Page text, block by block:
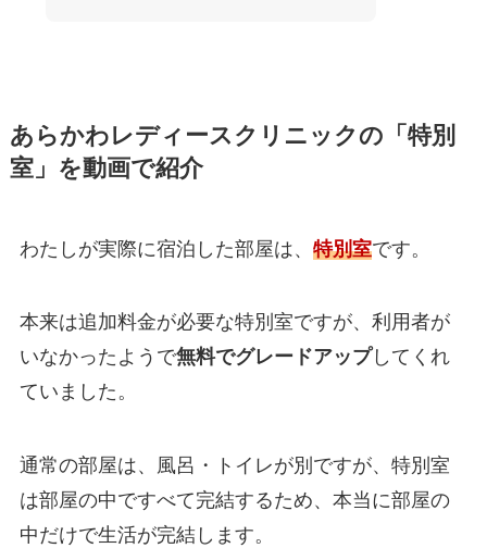
あらかわレディースクリニックの「特別
室」を動画で紹介
わたしが実際に宿泊した部屋は、 特別室です。
本来は追加料金が必要な特別室ですが、利用者が
いなかったようで無料でグレードアップしてくれ
ていました。
通常の部屋は、風呂・トイレが別ですが、特別室
は部屋の中ですべて完結するため、本当に部屋の
中だけで生活が完結します。